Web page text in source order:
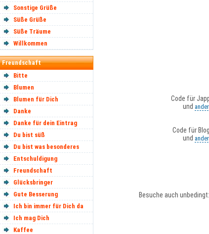
Sonstige Grüße
Süße Grüße
Süße Träume
Willkommen
Freundschaft
Bitte
Blumen
Blumen für Dich
Danke
Danke für dein Eintrag
Du bist süß
Du bist was besonderes
Entschuldigung
Freundschaft
Glücksbringer
Gute Besserung
Ich bin immer für Dich da
Ich mag Dich
Kaffee
Code für
und
Code für
und
Besuche auch unbedingt: